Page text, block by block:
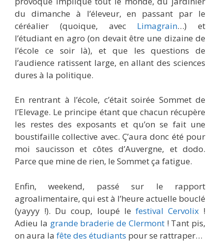
du dimanche à l’éleveur, en passant par le
céréalier (quoique, avec Limagrain…) et
l’étudiant en agro (on devait être une dizaine de
l’école ce soir là), et que les questions de
l’audience ratissent large, en allant des sciences
dures à la politique.
En rentrant à l’école, c’était soirée Sommet de
l’Elevage. Le principe étant que chacun récupère
les restes des exposants et qu’on se fait une
boustifaille collective avec. Ç’aura donc été pour
moi saucisson et côtes d’Auvergne, et dodo.
Parce que mine de rien, le Sommet ça fatigue.
Enfin, weekend, passé sur le rapport
agroalimentaire, qui est à l’heure actuelle bouclé
(yayyy !). Du coup, loupé le festival Cervolix !
Adieu la grande braderie de Clermont ! Tant pis,
on aura la fête des étudiants pour se rattraper…